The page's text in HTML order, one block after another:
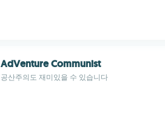
AdVenture Communist
공산주의도 재미있을 수 있습니다